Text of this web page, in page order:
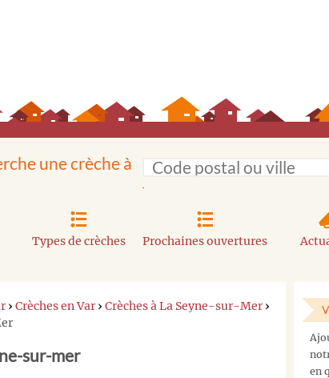
une crèche à
Types de crèches Prochaines ouvertures
› Crèches en Var › Crèches à La Seyne-sur-Mer ›
sur-mer
en
Vous
trouvez